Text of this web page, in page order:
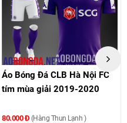
Áo Bóng Đá CLB Hà Nội FC
tím mùa giải 2019-2020
80.000 Đ (Hàng Thun Lạnh )